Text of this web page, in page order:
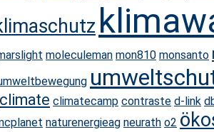
moleculeman mon810 monsanto
climate climatecamp contraste d-link
naturenergieag neurath o2